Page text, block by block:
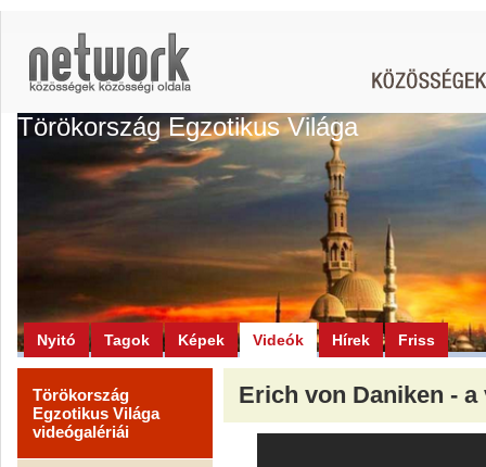
Törökország Egzotikus Világa
Nyitó Tagok Képek Videók Hírek Friss
Törökország
Egzotikus Világa
videógalériái
Erich von Daniken -